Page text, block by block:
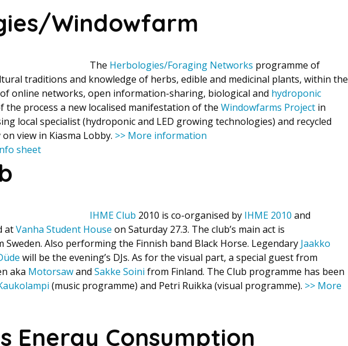
Windowfarm
The Herbologies/Foraging Networks programme of
traditions and knowledge of herbs, edible and medicinal plants, within the
online networks, open information-sharing, biological and hydroponic
the process a new localised manifestation of the Windowfarms Project in
local specialist (hydroponic and LED growing technologies) and recycled
view in Kiasma Lobby. >> More information
sheet
IHME Club 2010 is co-organised by IHME 2010 and
atVanha Student House on Saturday 27.3. The club’s main act is
Sweden. Also performing the Finnish band Black Horse. Legendary Jaakko
will be the evening’s DJs. As for the visual part, a special guest from
aka Motorsawand Sakke Soini from Finland. The Club programme has been
(music programme) and Petri Ruikka (visual programme). >> More
Energy Consumption